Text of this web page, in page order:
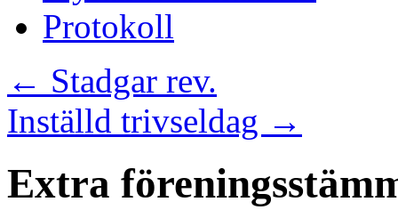
Protokoll
← Stadgar rev.
Inställd trivseldag →
Extra